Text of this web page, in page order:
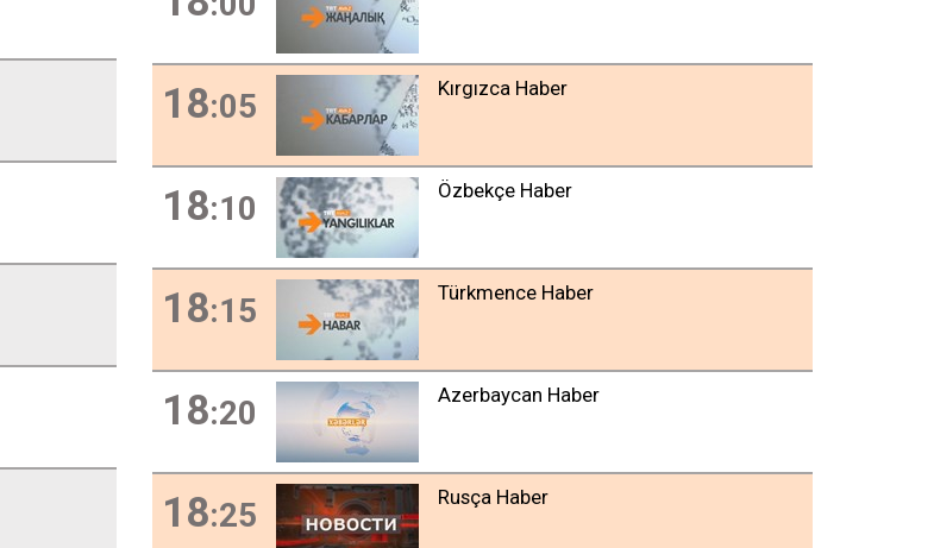
18:05 Kırgızca Haber
18:10 Özbekçe Haber
18:15 Türkmence Haber
18:20 Azerbaycan Haber
18:25 Rusça Haber